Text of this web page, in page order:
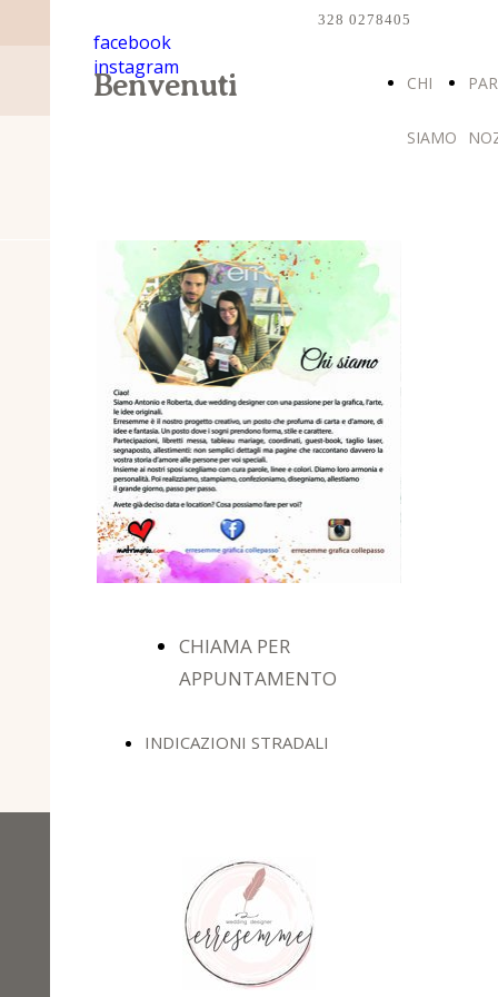
facebook
instagram
328 0278405
CHI
SIAMO
Benvenuti
CHIAMA PER
APPUNTAMENTO
INDICAZIONI STRADALI